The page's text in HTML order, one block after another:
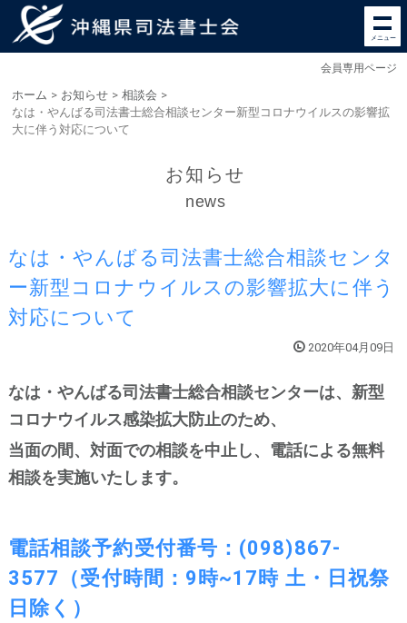
メニュー
会員専用ページ
ホーム > お知らせ > 相談会 >
なは・やんばる司法書士総合相談センター新型コロナウイルスの影響拡
大に伴う対応について
お知らせ
news
なは・やんばる司法書士総合相談センタ
ー新型コロナウイルスの影響拡大に伴う
対応について
2020年04月09日
なは・やんばる司法書士総合相談センターは、新型
コロナウイルス感染拡大防止のため、
当面の間、対面での相談を中止し、電話による無料
相談を実施いたします。
電話相談予約受付番号：(098)867-
3577（受付時間：9時~17時 土・日祝祭
日除く）